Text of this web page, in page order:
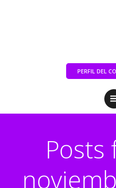
PERFIL DEL
Posts